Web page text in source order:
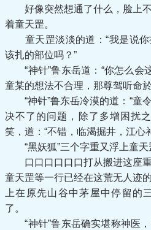
好像突然想通了什么，脸上不
着童天罡。
童天罡淡淡的道：“我是说你
该扎的部位吗？”
“神针”鲁东岳道：“你怎么会
童某的想法不合理，那尊驾听命
“神针”鲁东岳冷漠的道：“童
决不了的问题，除了多增困扰
笑，道：“不错，临渴掘井，江心
“黑妖狐”三个字重又浮上童天
口口口口口口打从搬进这座重
童天罡等一行已经在这荒无人迹
上在原先山谷中茅屋中停留的
了。
“神针”鲁东岳确实堪称神医，